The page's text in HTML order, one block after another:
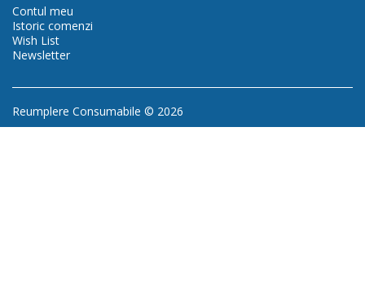
Contul meu
Istoric comenzi
Wish List
Newsletter
Reumplere Consumabile © 2026